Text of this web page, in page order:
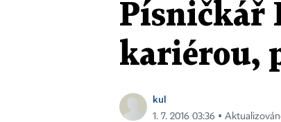
Písničkář
kariérou,
kul
1. 7. 2016 03:36 ▪